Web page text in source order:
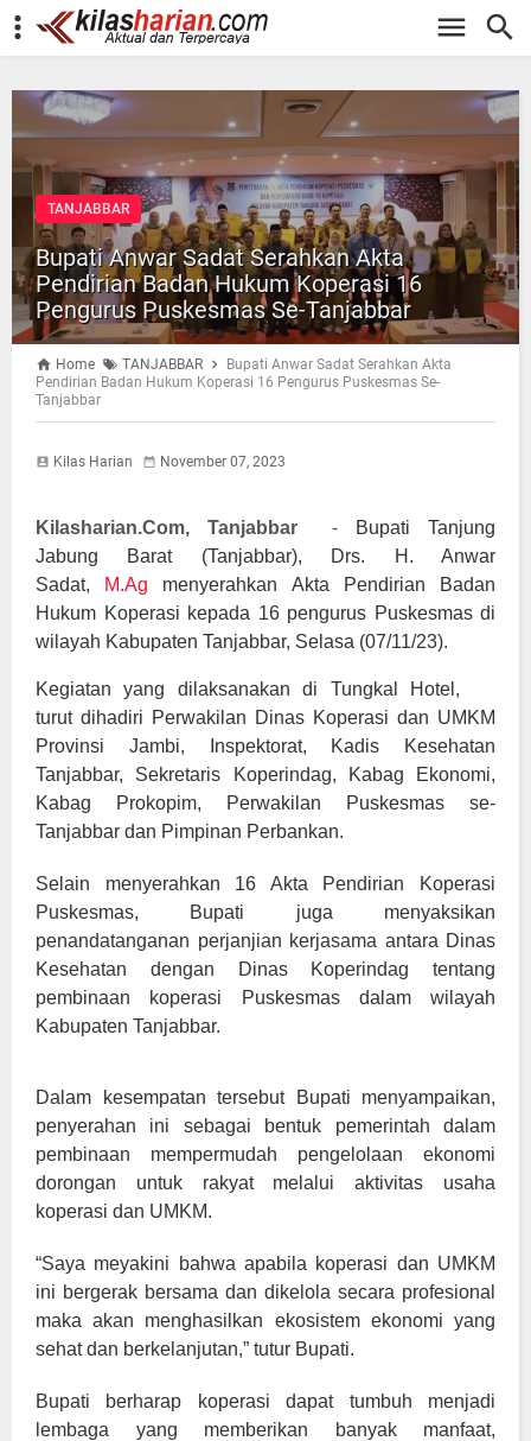
-->
TANJABBAR
Bupati Anwar Sadat Serahkan Akta
Pendirian Badan Hukum Koperasi 16
Pengurus Puskesmas Se-Tanjabbar
Home TANJABBAR
Bupati Anwar Sadat Serahkan Akta
Pendirian Badan Hukum Koperasi 16 Pengurus Puskesmas Se-
Tanjabbar
Kilas Harian November 07, 2023
Kilasharian.Com, Tanjabbar-
Bupati Tanjung
Jabung Barat (Tanjabbar), Drs. H. Anwar
Sadat,
M.Ag
menyerahkan Akta Pendirian Badan
Hukum Koperasi kepada 16 pengurus Puskesmas di
wilayah Kabupaten Tanjabbar, Selasa (07/11/23).
Kegiatan yang dilaksanakan di Tungkal Hotel,
turut dihadiri Perwakilan Dinas Koperasi dan UMKM
Provinsi Jambi, Inspektorat, Kadis Kesehatan
Tanjabbar, Sekretaris Koperindag, Kabag Ekonomi,
Kabag Prokopim, Perwakilan Puskesmas se-
Tanjabbar dan Pimpinan Perbankan.
Selain menyerahkan 16 Akta Pendirian Koperasi
Puskesmas, Bupati juga menyaksikan
penandatanganan perjanjian kerjasama antara Dinas
Kesehatan dengan Dinas Koperindag tentang
pembinaan koperasi Puskesmas dalam wilayah
Kabupaten Tanjabbar.
Dalam kesempatan tersebut Bupati menyampaikan,
penyerahan ini sebagai bentuk pemerintah dalam
pembinaan mempermudah pengelolaan ekonomi
dorongan untuk rakyat melalui aktivitas usaha
koperasi dan UMKM.
“Saya meyakini bahwa apabila koperasi dan UMKM
ini bergerak bersama dan dikelola secara profesional
maka akan menghasilkan ekosistem ekonomi yang
sehat dan berkelanjutan,” tutur Bupati.
Bupati berharap koperasi dapat tumbuh menjadi
lembaga yang memberikan banyak manfaat,